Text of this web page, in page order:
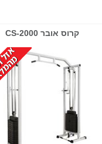
קרוס אובר CS-2000